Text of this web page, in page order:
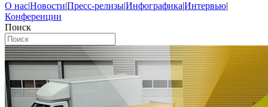
О нас|Новости|Пресс-релизы|Инфографика|Интервью|
Конференции
Поиск